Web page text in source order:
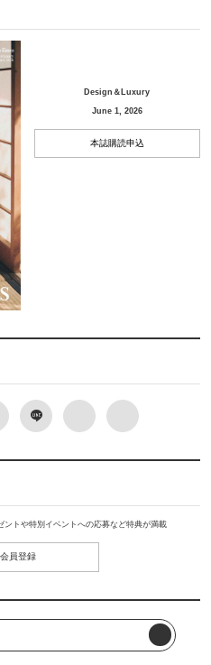
Design＆Luxury
June 1, 2026
本誌購読申込
トや特別イベントへの応募など特典が満載
員登録